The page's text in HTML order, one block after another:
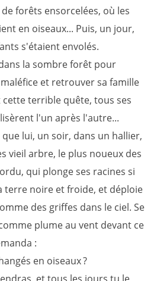
forêts ensorcelées, où les
en oiseaux... Puis, un jour,
s'étaient envolés.
la sombre forêt pour
et retrouver sa famille
terrible quête, tous ses
l'un après l'autre...
lui, un soir, dans un hallier,
vieil arbre, le plus noueux des
qui plonge ses racines si
terre noire et froide, et déploie
des griffes dans le ciel. Se
plume au vent devant ce
:
en oiseaux ?